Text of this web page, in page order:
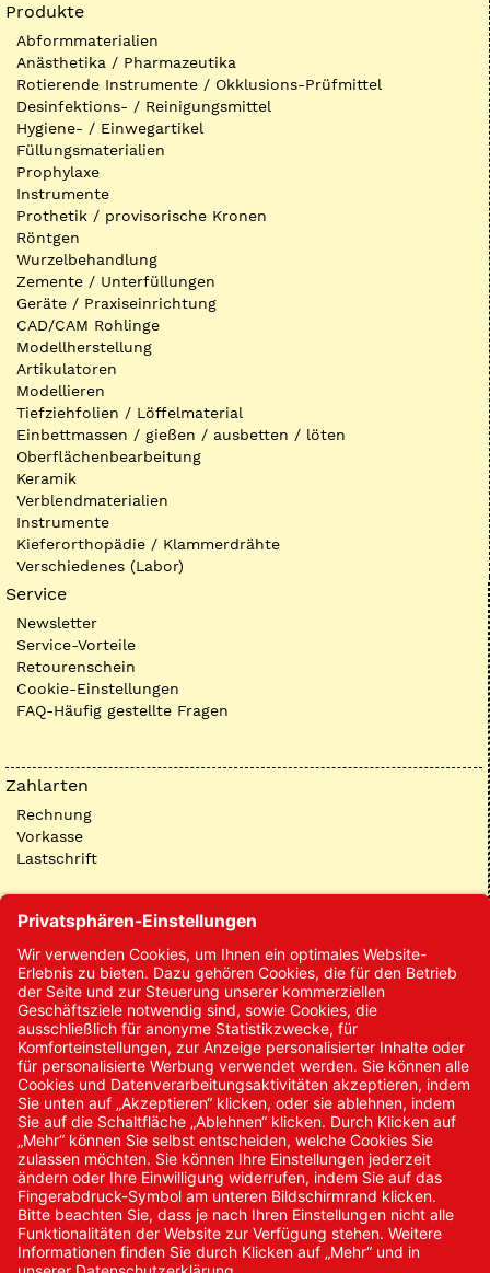
Produkte
Abformmaterialien
Anästhetika / Pharmazeutika
Rotierende Instrumente / Okklusions-Prüfmittel
Desinfektions- / Reinigungsmittel
Hygiene- / Einwegartikel
Füllungsmaterialien
Prophylaxe
Instrumente
Prothetik / provisorische Kronen
Röntgen
Wurzelbehandlung
Zemente / Unterfüllungen
Geräte / Praxiseinrichtung
CAD/CAM Rohlinge
Modellherstellung
Artikulatoren
Modellieren
Tiefziehfolien / Löffelmaterial
Einbettmassen / gießen / ausbetten / löten
Oberflächenbearbeitung
Keramik
Verblendmaterialien
Instrumente
Kieferorthopädie / Klammerdrähte
Verschiedenes (Labor)
Service
Newsletter
Service-Vorteile
Retourenschein
Cookie-Einstellungen
FAQ-Häufig gestellte Fragen
Zahlarten
Rechnung
Vorkasse
Lastschrift
Kontakt
Kontakt/Anfrage
Neukundenanmeldung
Kennwort vergessen
Bestellungen
Sendung verfolgen